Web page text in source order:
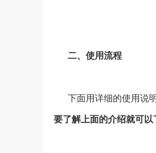
二、使用流程
下面用详细的使用说
要了解上面的介绍就可以